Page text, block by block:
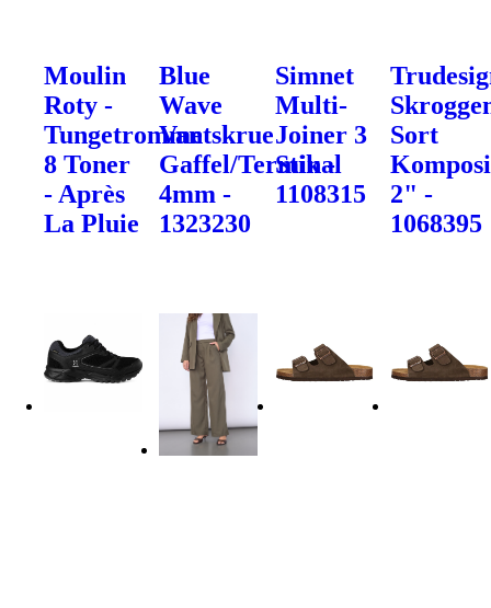
Moulin
Roty -
Tungetromme
8 Toner
- Après
La Pluie
Blue
Wave
Vantskrue
Gaffel/Terminal
4mm -
1323230
Simnet
Multi-
Joiner 3
Stik -
1108315
Sort
2" -
1068395